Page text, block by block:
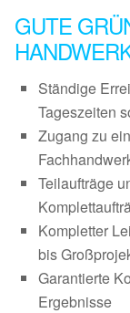
GUTE
Ständige
Tageszeiten
Zugang zu
Teilaufträge
Kompletter
bis
Garantierte
Ergebnisse